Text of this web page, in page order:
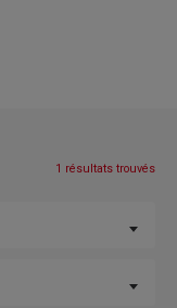
1 résultats trouvés